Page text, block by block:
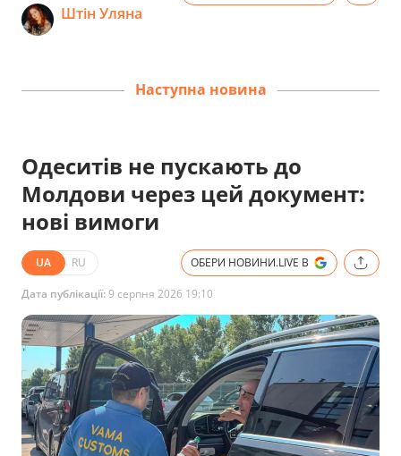
Штін Уляна
Наступна новина
Одеситів не пускають до
Молдови через цей документ:
нові вимоги
UA RU ОБЕРИ НОВИНИ.LIVE В
Дата публікації:9 серпня 2026 19:10